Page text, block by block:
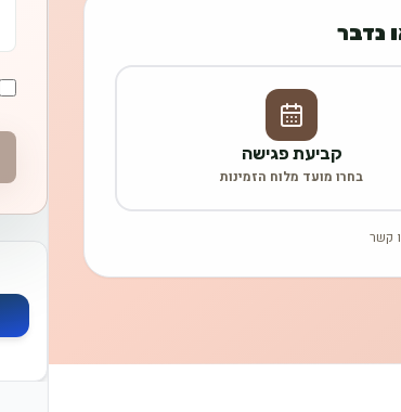
נדבר
קביעת פגישה
בחרו מועד מלוח הזמינות
קשר